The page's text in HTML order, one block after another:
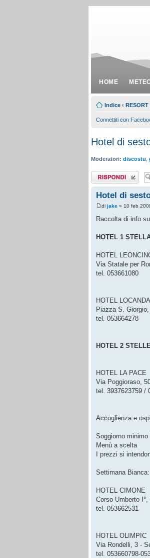
HOME
Indice ‹ RESORT
Connettiti con
Hotel di
Moderatori: discostu
Rispondi al
messaggio
Hotel di
di jake » 10 feb
Raccolta di info
HOTEL 1
HOTEL
Via Statale per
tel. 053661080
HOTEL
Piazza S.
tel. 053664278
HOTEL 2 STELLE
HOTEL LA PACE
Via Poggioraso,
tel. 3937623759 /
Accoglienza e
Soggiorno minimo
Menù a scelta
I prezzi si
Settimana
HOTEL CIMONE
Corso Umberto
tel. 053662531
HOTEL OLIMPIC
Via Rondelli, 3 -
tel. 053660798-